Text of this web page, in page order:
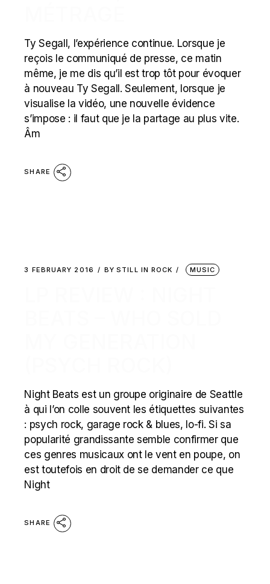
Ty Segall, l’expérience continue. Lorsque je
reçois le communiqué de presse, ce matin
même, je me dis qu’il est trop tôt pour évoquer
à nouveau Ty Segall. Seulement, lorsque je
visualise la vidéo, une nouvelle évidence
s’impose : il faut que je la partage au plus vite.
Âm
SHARE
3 FEBRUARY 2016 BY STILL IN ROCK MUSIC
Night Beats est un groupe originaire de Seattle
à qui l’on colle souvent les étiquettes suivantes
: psych rock, garage rock & blues, lo-fi. Si sa
popularité grandissante semble confirmer que
ces genres musicaux ont le vent en poupe, on
est toutefois en droit de se demander ce que
Night
SHARE